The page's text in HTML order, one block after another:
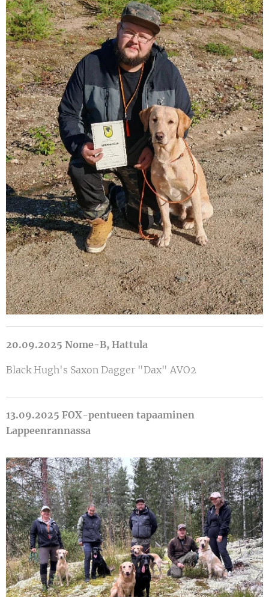
20.09.2025 Nome-B, Hattula
Black Hugh's Saxon Dagger "Dax" AVO2
13.09.2025 FOX-pentueen tapaaminen
Lappeenrannassa